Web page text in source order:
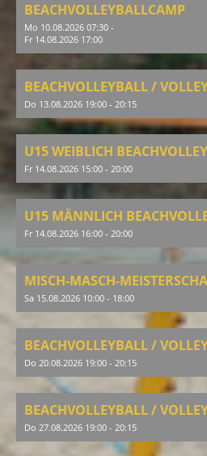
BEACHVOLLEYBALLCAMP
Mo 10.08.2026 07:30 -
Fr 14.08.2026 17:00
Do 13.08.2026 19:00 - 20:15
U15 WEIBLICH
Fr 14.08.2026 15:00 - 20:00
U15 MÄNNLICH
Fr 14.08.2026 16:00 - 20:00
MISCH-MASCH-
Sa 15.08.2026 10:00 - 18:00
Do 20.08.2026 19:00 - 20:15
Do 27.08.2026 19:00 - 20:15